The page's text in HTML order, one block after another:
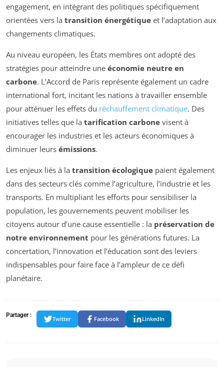
engagement, en intégrant des politiques spécifiquement
orientées vers la transition énergétique et l’adaptation aux
changements climatiques.
Au niveau européen, les États membres ont adopté des
stratégies pour atteindre une économie neutre en
carbone. L’Accord de Paris représente également un cadre
international fort, incitant les nations à travailler ensemble
pour atténuer les effets du réchauffement climatique. Des
initiatives telles que la tarification carbone visent à
encourager les industries et les acteurs économiques à
diminuer leurs émissions.
Les enjeux liés à la transition écologique paient également
dans des secteurs clés comme l’agriculture, l’industrie et les
transports. En multipliant les efforts pour sensibiliser la
population, les gouvernements peuvent mobiliser les
citoyens autour d’une cause essentielle : la préservation de
notre environnement pour les générations futures. La
concertation, l’innovation et l’éducation sont des leviers
indispensables pour faire face à l’ampleur de ce défi
planétaire.
Partager :
Twitter Facebook LinkedIn